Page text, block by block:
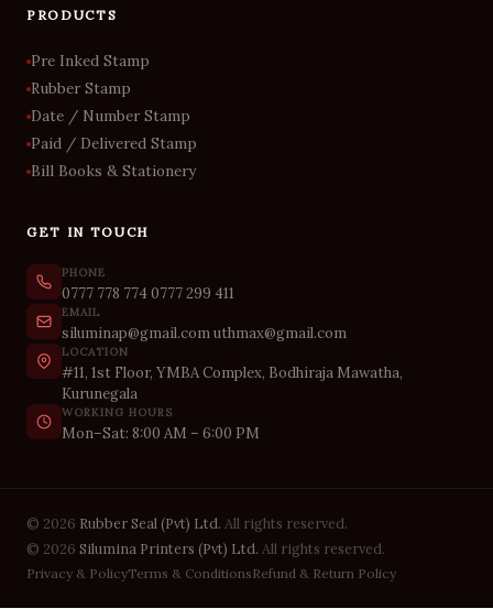
PRODUCTS
Pre Inked Stamp
Rubber Stamp
Date / Number Stamp
Paid / Delivered Stamp
Bill Books & Stationery
GET IN TOUCH
PHONE
0777 778 7740777 299 411
EMAIL
siluminap@gmail.comuthmax@gmail.com
LOCATION
#11, 1st Floor, YMBA Complex, Bodhiraja Mawatha,
Kurunegala
WORKING HOURS
Mon–Sat: 8:00 AM – 6:00 PM
© 2026 Rubber Seal (Pvt) Ltd. All rights reserved.
© 2026 Silumina Printers (Pvt) Ltd. All rights reserved.
Privacy & PolicyTerms & ConditionsRefund & Return Policy